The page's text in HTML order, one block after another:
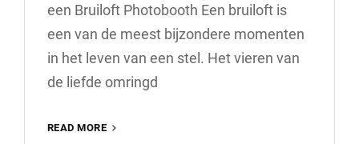
een Bruiloft Photobooth Een bruiloft is
een van de meest bijzondere momenten
in het leven van een stel. Het vieren van
de liefde omringd
READ MORE